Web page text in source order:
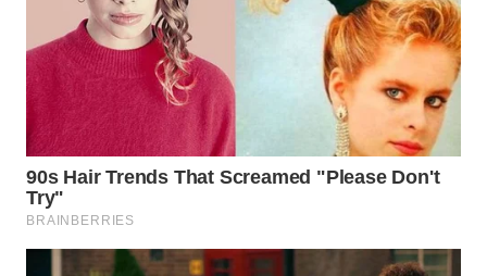
WN
LABUANBAJO
WN
BORNEO
Wahana
Group